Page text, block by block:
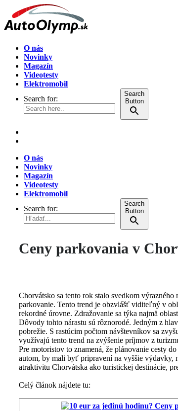
O nás
Novinky
Magazín
Videotesty
Elektromobil
Search for:
Search
Button
O nás
Novinky
Magazín
Videotesty
Elektromobil
Search for:
Search
Button
Ceny parkovania v
Chorvátsko sa tento rok stalo svedkom
parkovanie. Tento trend je obzvlášť viditeľný v
rekordné úrovne. Zdražovanie sa týka najmä
Dôvody tohto nárastu sú rôznorodé. Jedným z
pobrežie. S rastúcim počtom návštevníkov sa
využívajú tento trend na zvýšenie príjmov z
Pre motoristov to znamená, že plánovanie cesty
autom, by mali byť pripravení na vyššie
atraktivitu Chorvátska ako turistickej destinácie,
Celý článok nájdete tu: